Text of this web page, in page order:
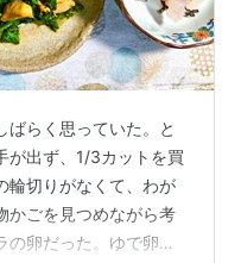
ばらく思っていた。と
が出ず、1/3カットを買
輪切りがなくて、わが
かごを見つめながら考
の卵だった。ゆで卵の